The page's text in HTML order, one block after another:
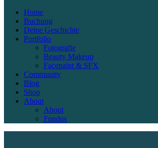
Home
Buchung
Deine Geschichte
Portfolio
Fotografie
Beauty Makeup
Facepaint & SFX
Community
Blog
Shop
About
About
Fundus